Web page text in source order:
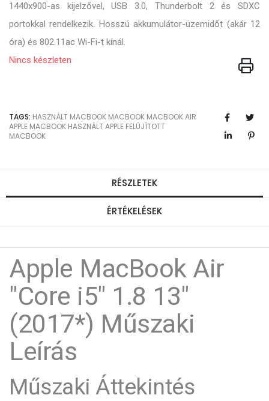
1440x900-as kijelzővel, USB 3.0, Thunderbolt 2 és SDXC
portokkal rendelkezik. Hosszú akkumulátor-üzemidőt (akár 12
óra) és 802.11ac Wi-Fi-t kínál.
Nincs készleten
TAGS: HASZNÁLT MACBOOK MACBOOK MACBOOK AIR
APPLE MACBOOK HASZNÁLT APPLE FELÚJÍTOTT
MACBOOK
RÉSZLETEK
ÉRTÉKELÉSEK
Apple MacBook Air
"Core i5" 1.8 13"
(2017*) Műszaki
Leírás
Műszaki Áttekintés